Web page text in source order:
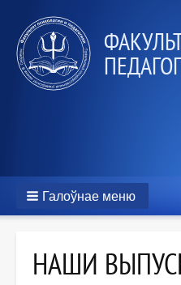
Галоўнае меню
НАШИ